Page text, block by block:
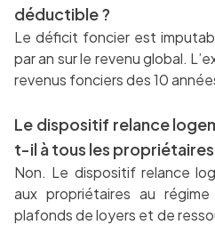
déductible ?
Le déficit foncier est
par an sur le revenu global.
revenus fonciers des 10
Le dispositif relance
t-il à tous les propriétaires
Non. Le dispositif relance
aux propriétaires au
plafonds de loyers et de